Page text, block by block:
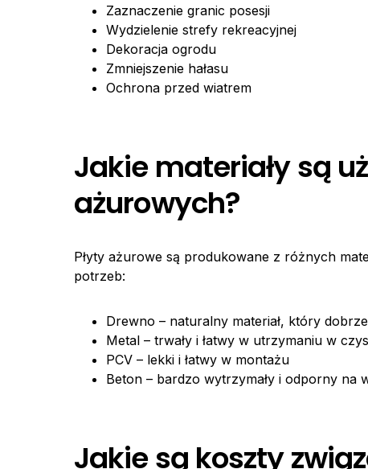
Zaznaczenie granic posesji
Wydzielenie strefy rekreacyjnej
Dekoracja ogrodu
Zmniejszenie hałasu
Ochrona przed wiatrem
Jakie materiały są
ażurowych?
Płyty ażurowe są produkowane z różnych
potrzeb:
Drewno – naturalny materiał, który
Metal – trwały i łatwy w utrzymaniu w
PCV – lekki i łatwy w montażu
Beton – bardzo wytrzymały i odporny na
Jakie są koszty